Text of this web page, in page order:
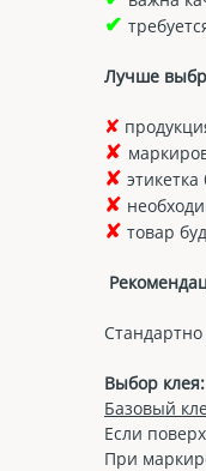
✔
Лучше
✘
✘
✘
✘
✘ товар
Выбор клея:
Базовый
Если
При